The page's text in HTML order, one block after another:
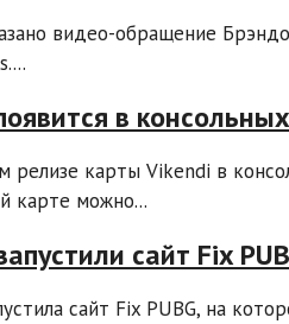
видео-обращение
в
релизе карты Vikendi в
карте можно...
сайт Fix
сайт Fix PUBG, на